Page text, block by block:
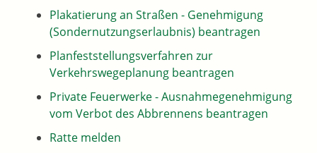
Plakatierung an Straßen - Genehmigung
(Sondernutzungserlaubnis) beantragen
Planfeststellungsverfahren zur
Verkehrswegeplanung beantragen
Private Feuerwerke - Ausnahmegenehmigung
vom Verbot des Abbrennens beantragen
Ratte melden